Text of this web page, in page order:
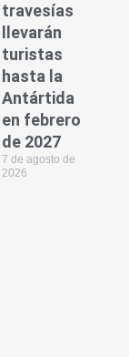
travesías
llevarán
turistas
hasta la
Antártida
en febrero
de 2027
7 de agosto de
2026